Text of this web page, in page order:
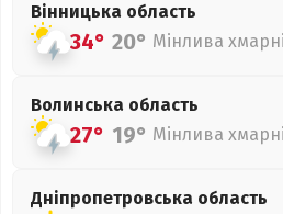
Вінницька область
34° 20° Мінлива
Волинська область
27° 19° Мінлива
Дніпропетровська область